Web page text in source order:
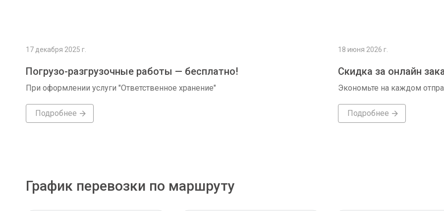
17 декабря 2025 г.
Погрузо-разгрузочные работы — бесплатно!
При оформлении услуги "Ответственное хранение"
Подробнее
18 июня 2026 г.
Скидка за онлайн
Экономьте на каждом
Подробнее
График перевозки по маршруту